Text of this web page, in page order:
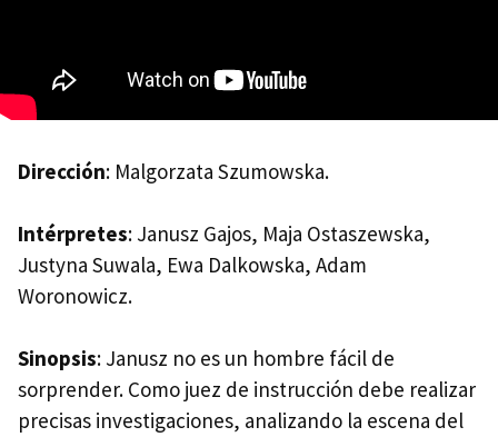
Dirección: Malgorzata Szumowska.
Intérpretes: Janusz Gajos, Maja Ostaszewska,
Justyna Suwala, Ewa Dalkowska, Adam
Woronowicz.
Sinopsis: Janusz no es un hombre fácil de
sorprender. Como juez de instrucción debe realizar
precisas investigaciones, analizando la escena del